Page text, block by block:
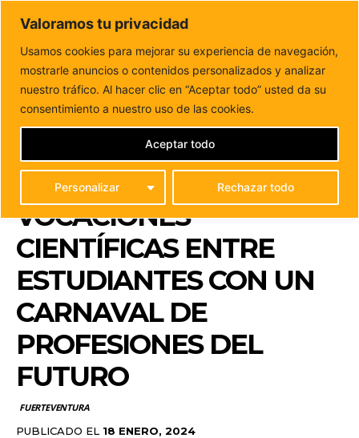
Valoramos tu privacidad
Usamos cookies para mejorar su experiencia de navegación,
mostrarle anuncios o contenidos personalizados y analizar
nuestro tráfico. Al hacer clic en “Aceptar todo” usted da su
consentimiento a nuestro uso de las cookies.
Personalizar Rechazar todo
Aceptar todo
DUNAS FM
Tu informacion de forma cercana
Inicio FUERTEVENTURA
El programa STEAM
Fuerteventura fomenta las vocaciones científicas entre
estudiantes con un...
EL PROGRAMA STEAM
FUERTEVENTURA
FOMENTA LAS
VOCACIONES
CIENTÍFICAS ENTRE
ESTUDIANTES CON UN
CARNAVAL DE
PROFESIONES DEL
FUTURO
FUERTEVENTURA
PUBLICADO EL 18 ENERO, 2024